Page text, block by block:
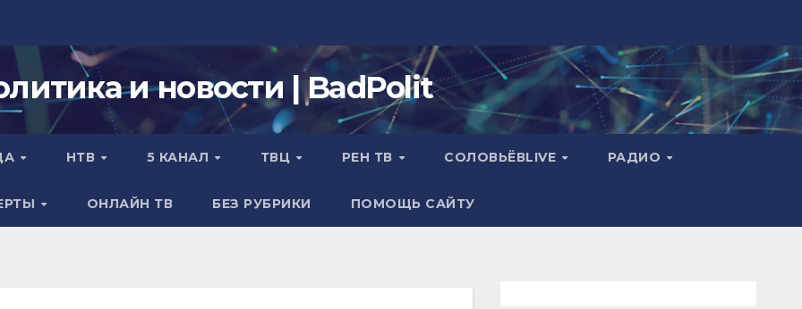
и новости | BadPolit
НТВ 5 КАНАЛ ТВЦ РЕН ТВ СОЛОВЬЁВLIVE РАДИО
ОНЛАЙН ТВ БЕЗ РУБРИКИ ПОМОЩЬ САЙТУ